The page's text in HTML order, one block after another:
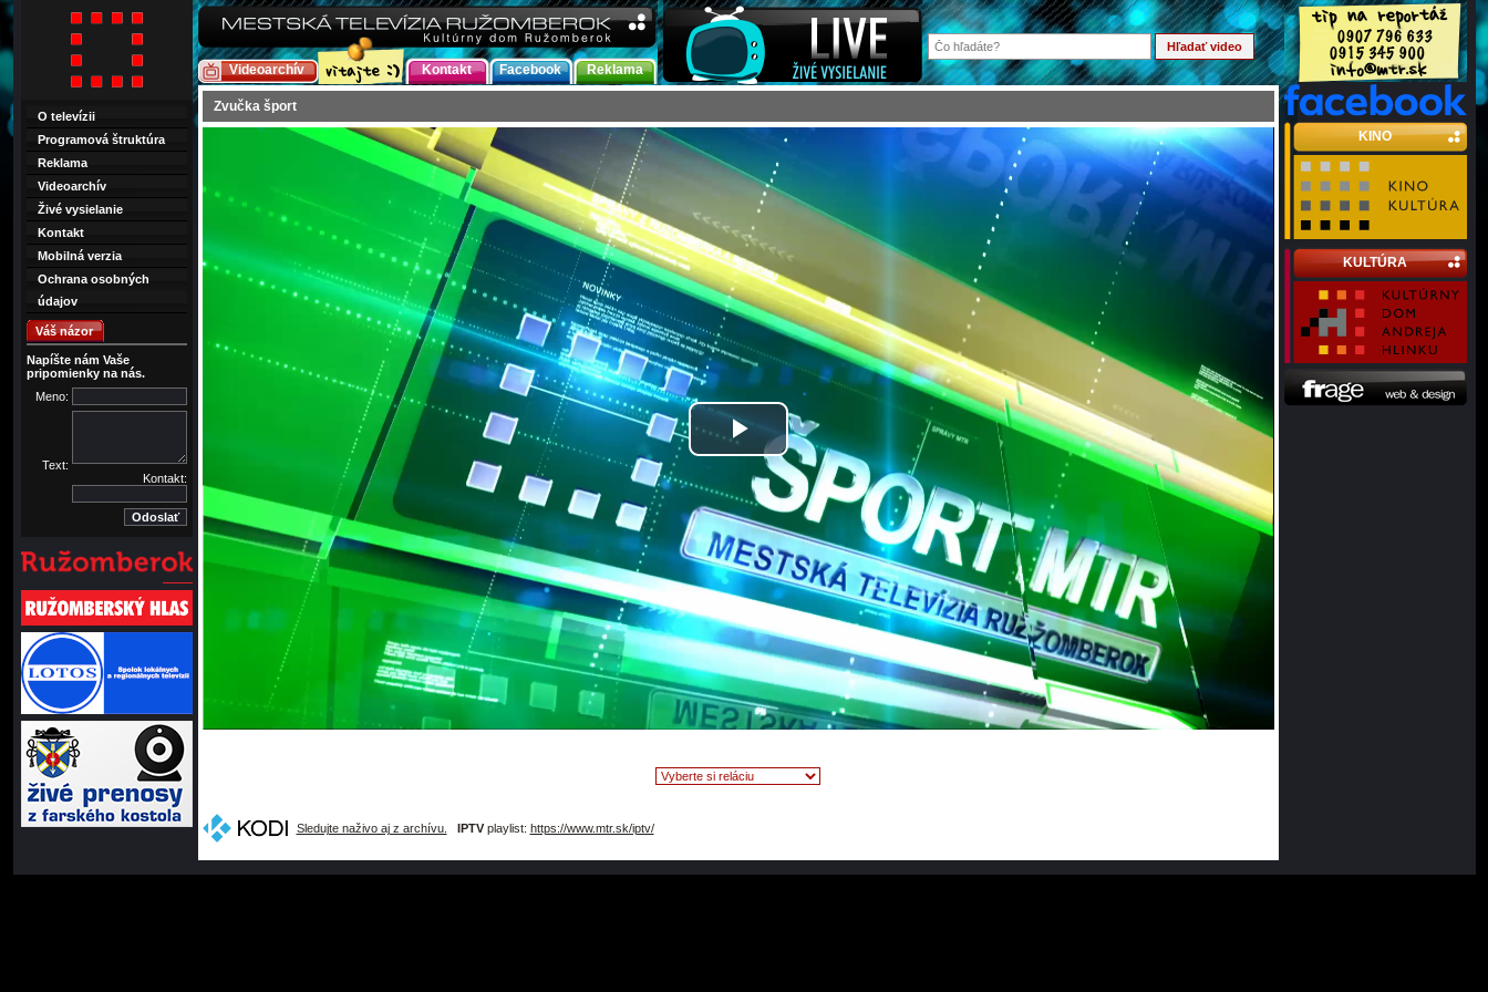
Videoarchív Kontakt Facebook Reklama
Zvučka šport
Prehrať
video
Sledujte naživo aj z archívu. IPTVplaylist: https://www.mtr.sk/iptv/
O televízii
Programová štruktúra
Reklama
Videoarchív
Živé vysielanie
Kontakt
Mobilná verzia
Ochrana osobných
údajov
Váš názor
Napíšte nám Vaše
pripomienky na nás.
Meno:
Text:
Kontakt:
KINO
KULTÚRA